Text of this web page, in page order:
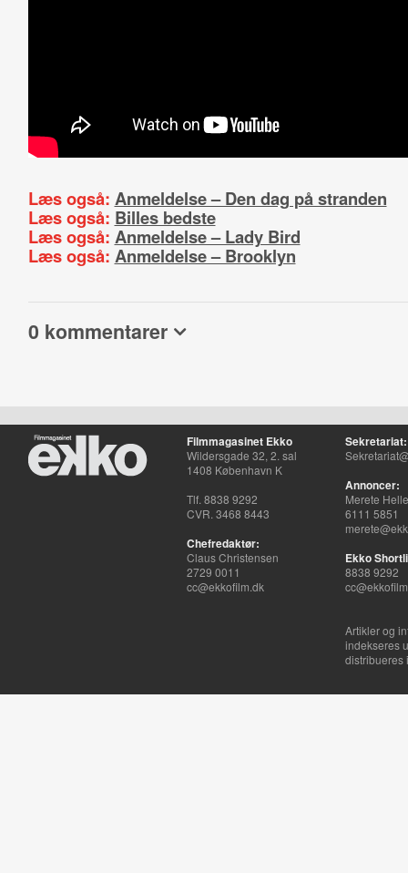
Læs også: Anmeldelse – Den dag på stranden
Læs også: Billes bedste
Læs også: Anmeldelse – Lady Bird
Læs også: Anmeldelse – Brooklyn
0 kommentarer
Filmmagasinet Ekko
Wildersgade 32, 2. sal
1408 København K
Tlf. 8838 9292
CVR. 3468 8443
Chefredaktør:
Claus Christensen
2729 0011
cc@ekkofilm.dk
Sekretariat:
Annoncer:
Merete
6111 5851
Ekko
8838 9292
Artikler og
indekseres
distribueres